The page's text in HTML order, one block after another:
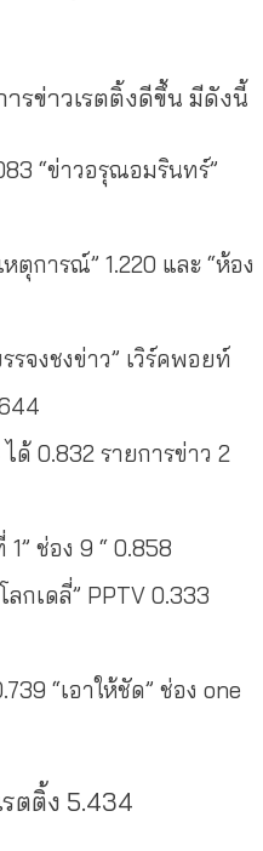
รข่าวเรตติ้งดีขึ้น มีดังนี้
“ข่าวอรุณอมรินทร์”
ตุการณ์” 1.220 และ “ห้อง
รรจงชงข่าว” เวิร์คพอยท์
ด้ 0.832 รายการข่าว 2
ช่อง 9 “ 0.858
กเดลี่” PPTV 0.333
“เอาให้ชัด” ช่อง one
ตติ้ง 5.434